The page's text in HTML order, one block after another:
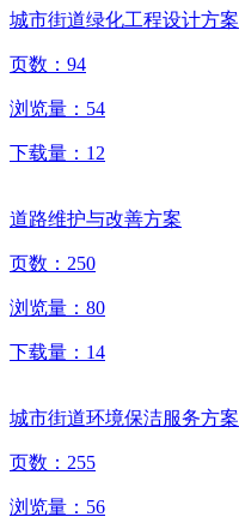
城市街道绿化工程设计方案
页数： 94
浏览量： 54
下载量： 12
道路维护与改善方案
页数： 250
浏览量： 80
下载量： 14
城市街道环境保洁服务方案
页数： 255
浏览量： 56